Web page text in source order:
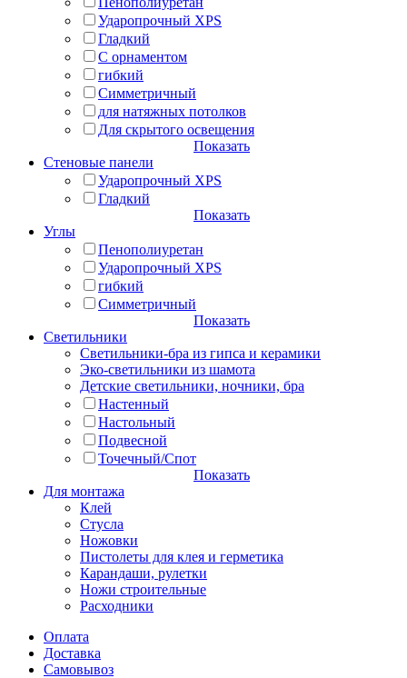
Ударопрочный XPS
Гладкий
С орнаментом
гибкий
Симметричный
для натяжных потолков
Для скрытого освещения
Показать
Стеновые панели
Ударопрочный XPS
Гладкий
Показать
Углы
Пенополиуретан
Ударопрочный XPS
гибкий
Симметричный
Показать
Светильники
Светильники-бра из гипса и керамики
Эко-светильники из шамота
Детские светильники, ночники, бра
Настенный
Настольный
Подвесной
Точечный/Спот
Показать
Для монтажа
Клей
Стусла
Ножовки
Пистолеты для клея и герметика
Карандаши, рулетки
Ножи строительные
Расходники
Оплата
Доставка
Самовывоз